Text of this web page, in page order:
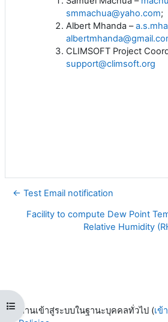
Open course index
smmachua@yaho.com;
Albert Mhanda –
CLIMSOFT Project
support@climsoft.org
← Test Email notification
Facility to compute Dew Point
Relative Humidity
ท่านเข้าสู่ระบบในฐานะบุคคลทั่วไป (เข้